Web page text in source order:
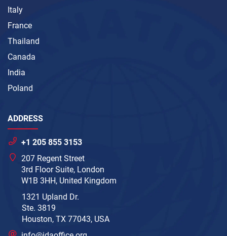
Italy
France
Thailand
Canada
India
Poland
ADDRESS
+1 205 855 3153
207 Regent Street
3rd Floor Suite, London
W1B 3HH, United Kingdom
1321 Upland Dr.
Ste. 3819
Houston, TX 77043, USA